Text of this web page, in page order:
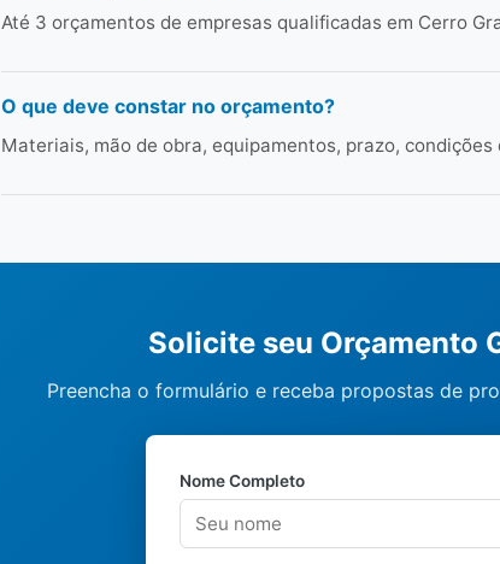
Até 3 orçamentos de empresas qualificadas em Cerro
O que deve constar no orçamento?
Materiais, mão de obra, equipamentos, prazo,
Solicite seu Orçamento
Preencha o formulário e receba propostas de
Nome Completo